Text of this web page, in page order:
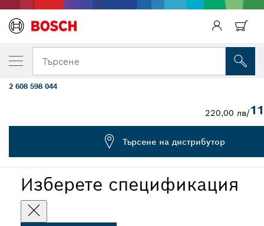
Търсене
PRO
Изберете спецификация
ВАШИЯТ ИЗБРАН ВАРИАНТ
Адаптер за диамантена боркорона PRO,
300 mm
2 608 598 044
220,00 лв/
Търсене на дистрибутор